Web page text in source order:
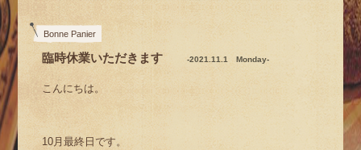
お客さまセレクト♡
Bonne Panier
臨時休業いただきます -2021.11.1 Monday-
こんにちは。
10月最終日です。